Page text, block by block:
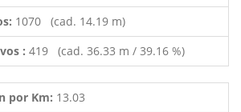
1070 (cad. 14.19 m)
: 419 (cad. 36.33 m / 39.16 %)
por Km: 13.03